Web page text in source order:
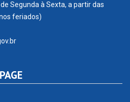
Segunda à Sexta, a partir das
feriados)